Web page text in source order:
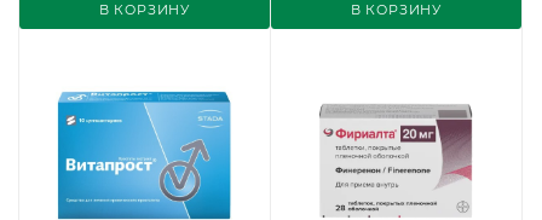
В КОРЗИНУ В КОРЗИНУ